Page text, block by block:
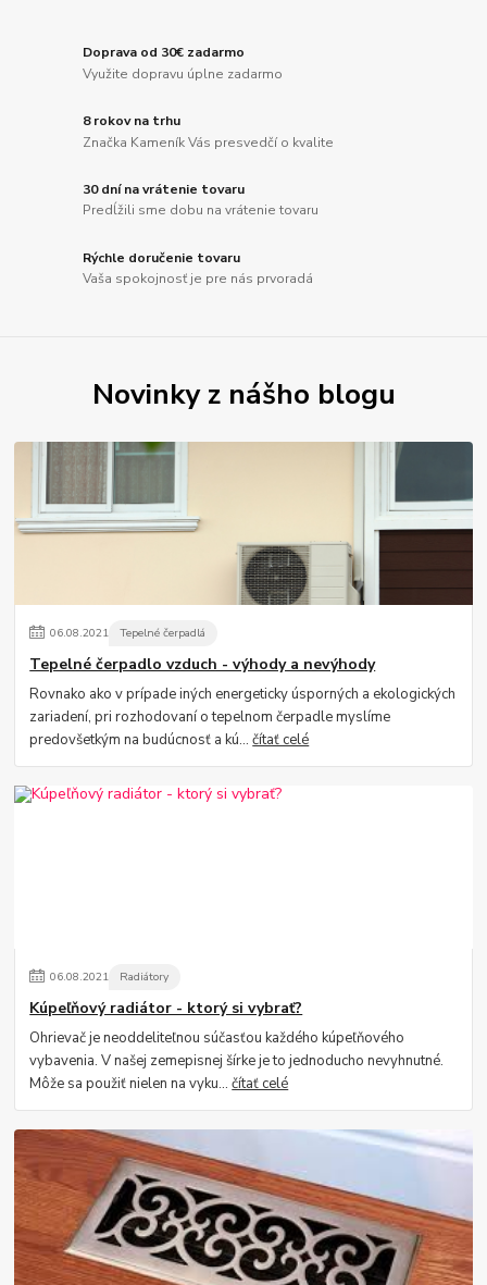
Doprava od 30€ zadarmo
Využite dopravu úplne zadarmo
8 rokov na trhu
Značka Kameník Vás presvedčí o kvalite
30 dní na vrátenie tovaru
Predĺžili sme dobu na vrátenie tovaru
Rýchle doručenie tovaru
Vaša spokojnosť je pre nás prvoradá
Novinky z nášho blogu
06.08.2021 Tepelné čerpadlá
Tepelné čerpadlo vzduch - výhody a nevýhody
Rovnako ako v prípade iných energeticky úsporných a ekologických
zariadení, pri rozhodovaní o tepelnom čerpadle myslíme
predovšetkým na budúcnosť a kú...čítať celé
06.08.2021 Radiátory
Kúpeľňový radiátor - ktorý si vybrať?
Ohrievač je neoddeliteľnou súčasťou každého kúpeľňového
vybavenia. V našej zemepisnej šírke je to jednoducho nevyhnutné.
Môže sa použiť nielen na vyku...čítať celé